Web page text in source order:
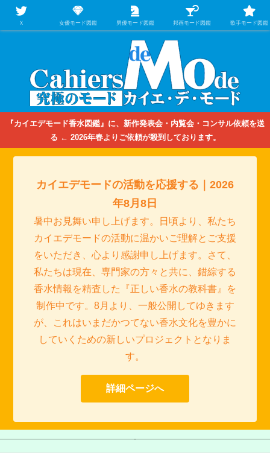
【映画/音楽の中のファッション＆香水】を徹底的に分析するファッション＆ア
パレル業界人のための学習サイト
『カイエデモード香水図鑑』に、新作発表会・内覧会・コンサル依頼を送
る ← 2026年春よりご依頼が殺到しております。
カイエデモードの活動を応援する｜2026
年8月8日
暑中お見舞い申し上げます。日頃より、私たち
カイエデモードの活動に温かいご理解とご支援
をいただき、心より感謝申し上げます。さて、
私たちは現在、専門家の方々と共に、錯綜する
香水情報を精査した『正しい香水の教科書』を
制作中です。8月より、一般公開してゆきます
が、これはいまだかつてない香水文化を豊かに
していくための新しいプロジェクトとなりま
す。
詳細ページへ
【ゲラン香水聖典】すべての香
りの道はゲランに通ず
【ル ラボ香水聖典】21世紀最大
の香水革命を起こした二人の男
【ディオール香水聖典】フレグ
ランス帝国の華麗なる伝説
【トム フォード香水聖典】愛と
裏切りの香りの黄金郷＜エルド
Ｘ 女優モード図鑑 男優モード図鑑 邦画モード図鑑 歌手モード図鑑